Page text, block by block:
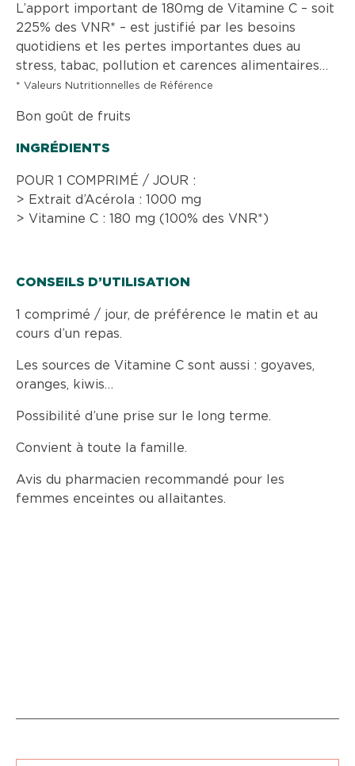
L’apport important de 180mg de Vitamine C – soit
225% des VNR* – est justifié par les besoins
quotidiens et les pertes importantes dues au
stress, tabac, pollution et carences alimentaires…
* Valeurs Nutritionnelles de Référence
Bon goût de fruits
INGRÉDIENTS
POUR 1 COMPRIMÉ / JOUR :
> Extrait d’Acérola : 1000 mg
> Vitamine C : 180 mg (100% des VNR*)
CONSEILS D’UTILISATION
1 comprimé / jour, de préférence le matin et au
cours d’un repas.
Les sources de Vitamine C sont aussi : goyaves,
oranges, kiwis…
Possibilité d’une prise sur le long terme.
Convient à toute la famille.
Avis du pharmacien recommandé pour les
femmes enceintes ou allaitantes.